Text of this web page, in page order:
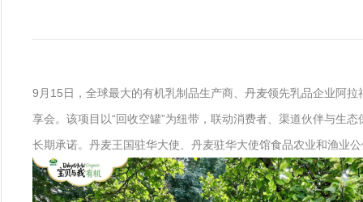
9月15日，全球最大的有机乳制品生产商、丹麦领先乳品企业阿
享会。该项目以“回收空罐”为纽带，联动消费者、渠道伙伴与生
长期承诺。丹麦王国驻华大使、丹麦驻华大使馆食品农业和渔业